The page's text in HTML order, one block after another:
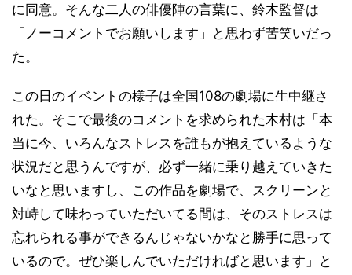
に同意。そんな二人の俳優陣の言葉に、鈴木監督は
「ノーコメントでお願いします」と思わず苦笑いだっ
た。
この日のイベントの様子は全国108の劇場に生中継さ
れた。そこで最後のコメントを求められた木村は「本
当に今、いろんなストレスを誰もが抱えているような
状況だと思うんですが、必ず一緒に乗り越えていきた
いなと思いますし、この作品を劇場で、スクリーンと
対峙して味わっていただいてる間は、そのストレスは
忘れられる事ができるんじゃないかなと勝手に思って
いるので。ぜひ楽しんでいただければと思います」と